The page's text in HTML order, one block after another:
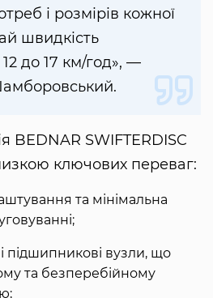
і розмірів кожної
швидкість
до 17 км/год», —
BEDNAR SWIFTERDISC
ключових переваг:
та мінімальна
підшипникові вузли, що
та безперебійному